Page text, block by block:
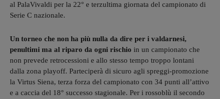
al PalaVivaldi per la 22° e terzultima giornata del campionato di
Serie C nazionale.
Un torneo che non ha più nulla da dire per i valdarnesi,
penultimi ma al riparo da ogni rischio in un campionato che
non prevede retrocessioni e allo stesso tempo troppo lontani
dalla zona playoff. Parteciperà di sicuro agli spreggi-promozione
la Virtus Siena, terza forza del campionato con 34 punti all’attivo
e a caccia del 18° successo stagionale. Per i rossoblù il secondo